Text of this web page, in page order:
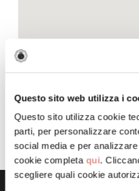
Questo sito web utilizza i
Questo sito utilizza cookie
parti, per personalizzare
social media e per
cookie completa qui.
scegliere quali cookie